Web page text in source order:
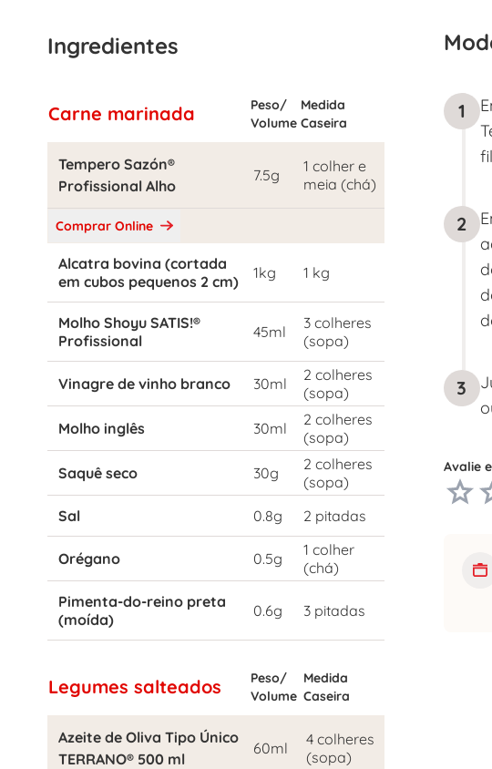
Ingredientes
Carne marinada
Peso/
Volume
Medida
Caseira
Tempero Sazón®
Profissional Alho
7.5g
1 colher e
meia (chá)
Comprar Online
Alcatra bovina (cortada
em cubos pequenos 2 cm)
1kg 1 kg
Molho Shoyu SATIS!®
Profissional
45ml
3 colheres
(sopa)
Vinagre de vinho branco 30ml
2 colheres
(sopa)
Molho inglês
30ml
2 colheres
(sopa)
Saquê seco
30g
2 colheres
(sopa)
Sal
0.8g 2 pitadas
Orégano 0.5g
1 colher
(chá)
Pimenta-do-reino preta
(moída)
0.6g 3 pitadas
Legumes salteados
Peso/
Volume
Medida
Caseira
Azeite de Oliva Tipo Único
TERRANO® 500 ml
60ml
4 colheres
(sopa)
1
2
3
Avalie